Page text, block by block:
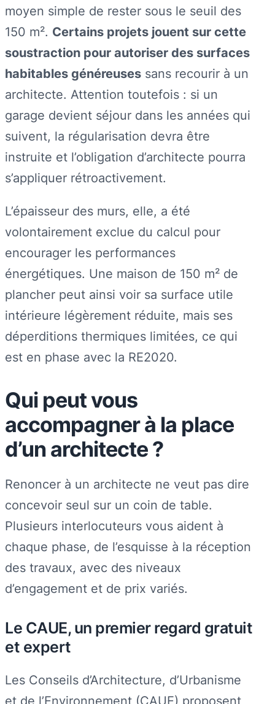
moyen simple de rester sous le seuil des
150 m². Certains projets jouent sur cette
soustraction pour autoriser des surfaces
habitables généreuses sans recourir à un
architecte. Attention toutefois : si un
garage devient séjour dans les années qui
suivent, la régularisation devra être
instruite et l’obligation d’architecte pourra
s’appliquer rétroactivement.
L’épaisseur des murs, elle, a été
volontairement exclue du calcul pour
encourager les performances
énergétiques. Une maison de 150 m² de
plancher peut ainsi voir sa surface utile
intérieure légèrement réduite, mais ses
déperditions thermiques limitées, ce qui
est en phase avec la RE2020.
Qui peut vous
accompagner à la place
d’un architecte ?
Renoncer à un architecte ne veut pas dire
concevoir seul sur un coin de table.
Plusieurs interlocuteurs vous aident à
chaque phase, de l’esquisse à la réception
des travaux, avec des niveaux
d’engagement et de prix variés.
Le CAUE, un premier regard gratuit
et expert
Les Conseils d’Architecture, d’Urbanisme
et de l’Environnement (CAUE) proposent